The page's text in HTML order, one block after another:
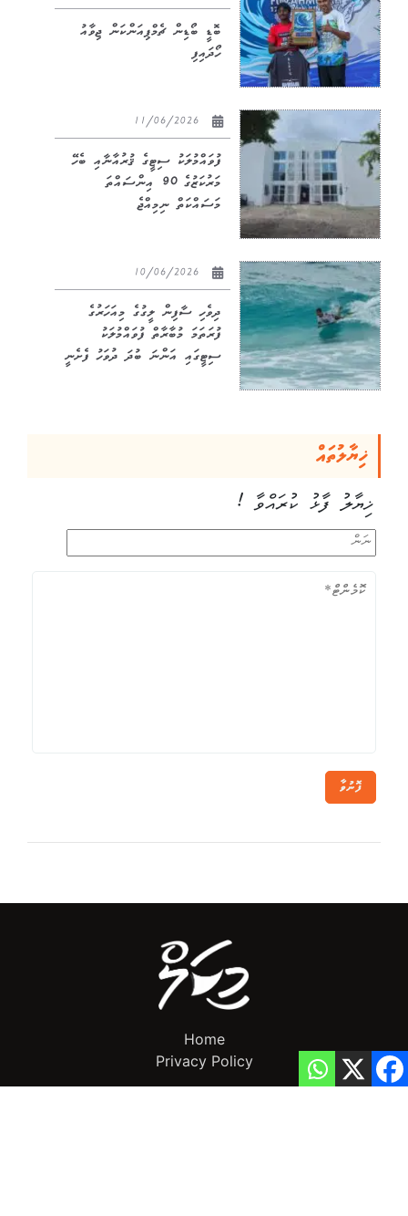
ބޮޑީ ބޯޑިން ޗެމްޕިއަންކަން ޖިވާއު
ހޯދައިފި
ފުވައްމުލަކު ސިޓީގެ ޤުރުއާނާއި ބެހޭ
މަރުކަޒުގެ 90 އިންސައްތަ
މަސައްކަތް ނިމިއްޖެ
ދިވެހި ސާފިން ލީގުގެ މިއަހަރުގެ
ފުރަތަމަ މުބާރާތް ފުވައްމުލަކު
ސިޓީގައި އަންނަ ބުދަ ދުވަހު ފެށެނީ
ޚިޔާލުތައް
ޚިޔާލު ފާޅު ކުރައްވާ !
ފޮނުވާ
Home
Privacy Policy